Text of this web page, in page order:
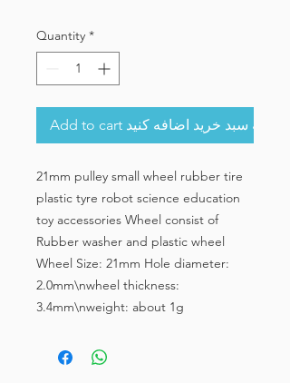
Quantity *
Add to cart به سبد خرید اضافه کنید
21mm pulley small wheel rubber tire
plastic tyre robot science education
toy accessories Wheel consist of
Rubber washer and plastic wheel
Wheel Size: 21mm Hole diameter:
2.0mm\nwheel thickness:
3.4mm\nweight: about 1g